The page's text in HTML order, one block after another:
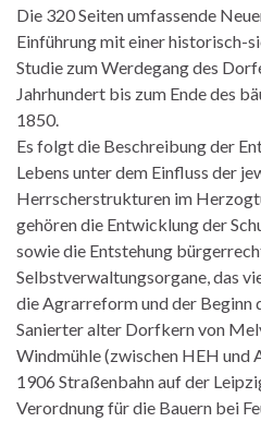
Die 320 Seiten umfassende
Einführung mit einer historisch-
Studie zum Werdegang des
Jahrhundert bis zum Ende des
1850.
Es folgt die Beschreibung der
Lebens unter dem Einfluss der
Herrscherstrukturen im
gehören die Entwicklung der
sowie die Entstehung
Selbstverwaltungsorgane, das
die Agrarreform und der Beginn
Sanierter alter Dorfkern von
Windmühle (zwischen HEH und
1906 Straßenbahn auf der
Verordnung für die Bauern bei